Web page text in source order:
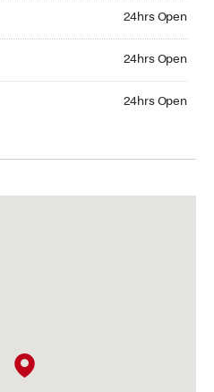
24hrs Open
24hrs Open
24hrs Open